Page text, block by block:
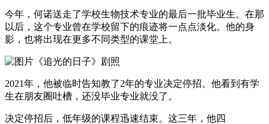
今年，何诺送走了学校生物技术专业的最后一批毕业生。在那
以后，这个专业曾在学校留下的痕迹将一点点淡化。他的身
影，也将出现在更多不同类型的课堂上。
《追光的日子》剧照
2021年，他被临时告知教了2年的专业决定停招。他看到有学
生在朋友圈吐槽，还没毕业专业就没了。
决定停招后，低年级的课程迅速结束。这三年，他四